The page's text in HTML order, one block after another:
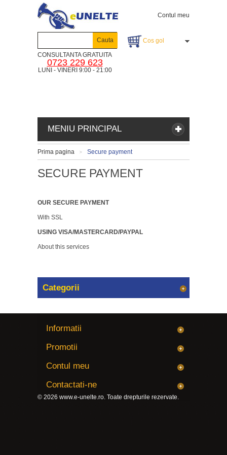
Contul meu
Cos gol
MENIU PRINCIPAL
CONSULTANTA GRATUITA
0723 229 623
LUNI - VINERI 9:00 - 21:00
Cauta
Prima pagina Secure payment
SECURE PAYMENT
OUR SECURE PAYMENT
With SSL
USING VISA/MASTERCARD/PAYPAL
About this services
Categorii
Informatii
Promotii
Contul meu
Contactati-ne
© 2026 www.e-unelte.ro. Toate drepturile rezervate.